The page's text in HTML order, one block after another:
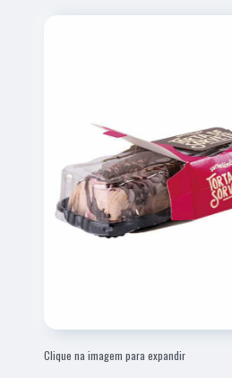
Clique na imagem para expandir